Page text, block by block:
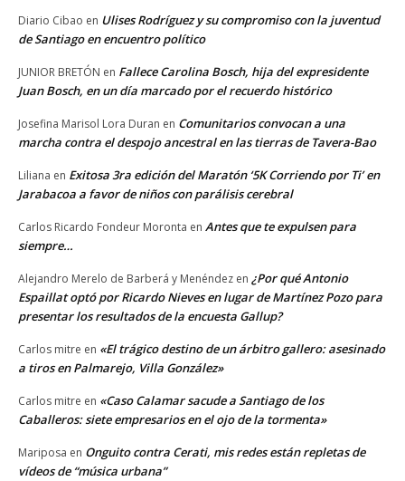
Diario Cibao en Ulises Rodríguez y su compromiso con la juventud
de Santiago en encuentro político
JUNIOR BRETÓN en Fallece Carolina Bosch, hija del expresidente
Juan Bosch, en un día marcado por el recuerdo histórico
Josefina Marisol Lora Duran en Comunitarios convocan a una
marcha contra el despojo ancestral en las tierras de Tavera-Bao
Liliana en Exitosa 3ra edición del Maratón ‘5K Corriendo por Ti’ en
Jarabacoa a favor de niños con parálisis cerebral
Carlos Ricardo Fondeur Moronta en Antes que te expulsen para
siempre…
Alejandro Merelo de Barberá y Menéndez en ¿Por qué Antonio
Espaillat optó por Ricardo Nieves en lugar de Martínez Pozo para
presentar los resultados de la encuesta Gallup?
Carlos mitre en «El trágico destino de un árbitro gallero: asesinado
a tiros en Palmarejo, Villa González»
Carlos mitre en «Caso Calamar sacude a Santiago de los
Caballeros: siete empresarios en el ojo de la tormenta»
Mariposa en Onguito contra Cerati, mis redes están repletas de
vídeos de “música urbana”